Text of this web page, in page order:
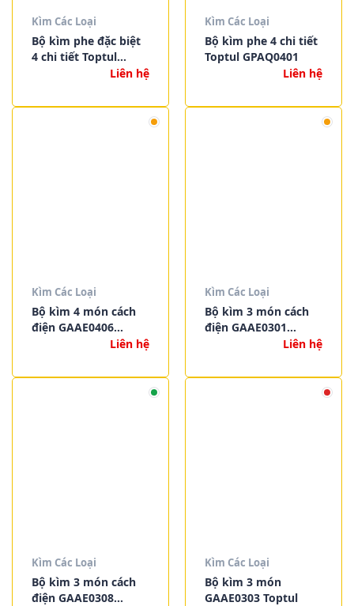
Kìm Các Loại
Bộ kìm phe đặc biệt
4 chi tiết Toptul
Liên hệ
Kìm Các Loại
Bộ kìm phe 4 chi tiết
Toptul GPAQ0401
Liên hệ
Kìm Các Loại
Bộ kìm 4 món cách
điện GAAE0406
Liên hệ
Kìm Các Loại
Bộ kìm 3 món cách
điện GAAE0301
Liên hệ
Kìm Các Loại
Bộ kìm 3 món cách
điện GAAE0308
Kìm Các Loại
Bộ kìm 3 món
GAAE0303 Toptul